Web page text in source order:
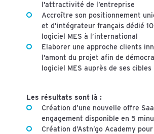
l’attractivité de l’entreprise
Accroître son positionnement
et d’intégrateur français dédié
logiciel MES à l’international
Elaborer une approche clients
l’amont du projet afin de
logiciel MES auprès de ses cibles
Les résultats sont là :
Création d’une nouvelle offre
engagement disponible en 5
Création d’Astn’go Academy